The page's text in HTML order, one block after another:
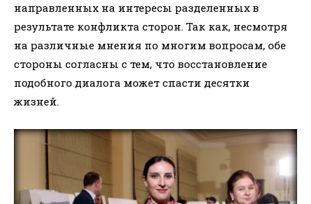
направленных на интересы разделенных в
результате конфликта сторон. Так как, несмотря
на различные мнения по многим вопросам, обе
стороны согласны с тем, что восстановление
подобного диалога может спасти десятки
жизней.